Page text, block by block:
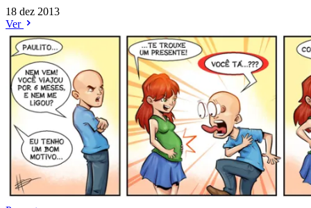
18 dez 2013
Ver